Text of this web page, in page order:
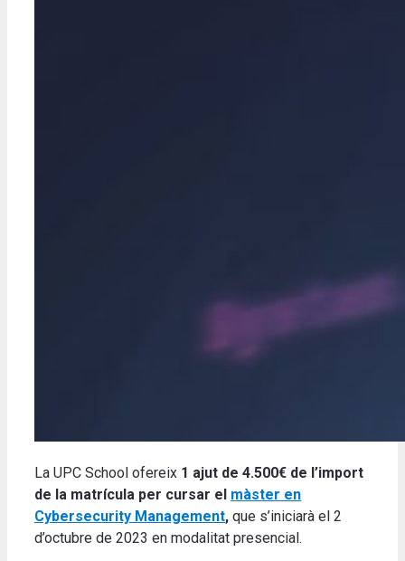
La UPC School ofereix 1 ajut de 4.500€ de l’import
de la matrícula per cursar el màster en
Cybersecurity Management, que s’iniciarà el 2
d’octubre de 2023 en modalitat presencial.